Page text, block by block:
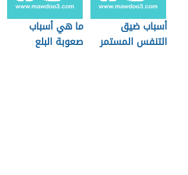
أسباب ضيق
التنفس المستمر
ما هي أسباب
صعوبة البلع